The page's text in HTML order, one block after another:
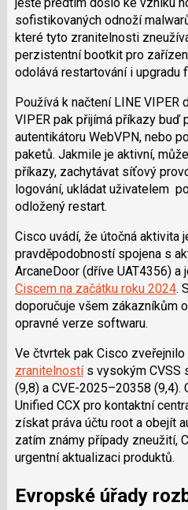
sofistikovaných odnoží
které tyto zranitelnosti
perzistentní bootkit pro
odolává restartování i upgradu
Používá k načtení LINE VIPER
VIPER pak přijímá příkazy buď
autentikátoru WebVPN, nebo
paketů. Jakmile je aktivní,
příkazy, zachytávat síťový
logování, ukládat uživatelem
odložený restart.
Cisco uvádí, že útočná aktivita
pravděpodobností spojena s
ArcaneDoor (dříve UAT4356) a
Ciscem na začátku roku 2024.
doporučuje všem zákazníkům
opravné verze softwaru.
Ve čtvrtek pak Cisco zveřejnilo
zranitelnostís vysokým CVSS
(9,8) a CVE-2025–20358
Unified CCX pro kontaktní
získat práva účtu root a obejít
zatím známy případy zneužití,
urgentní aktualizaci produktů.
Evropské úřady